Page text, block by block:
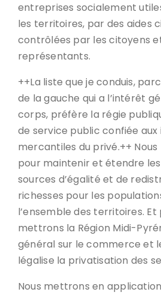
entreprises socialement
les territoires, par des aides
contrôlées par les citoyens
représentants.
++La liste que je conduis,
de la gauche qui a l’intérêt
corps, préfère la régie
de service public confiée
mercantiles du privé.++
pour maintenir et étendre
sources d’égalité et de
richesses pour les
l’ensemble des territoires. Et
mettrons la Région Midi-
général sur le commerce et
légalise la privatisation des
Nous mettrons en